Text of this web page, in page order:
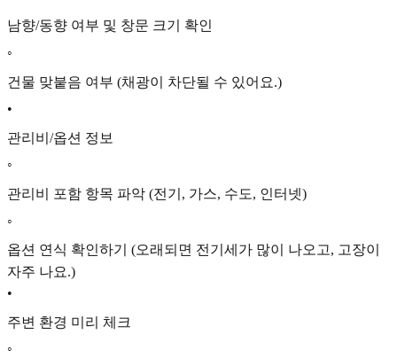
남향/동향 여부 및 창문 크기 확인
◦
건물 맞붙음 여부 (채광이 차단될 수 있어요.)
•
관리비/옵션 정보
◦
관리비 포함 항목 파악 (전기, 가스, 수도, 인터넷)
◦
옵션 연식 확인하기 (오래되면 전기세가 많이 나오고, 고장이
자주 나요.)
•
주변 환경 미리 체크
◦